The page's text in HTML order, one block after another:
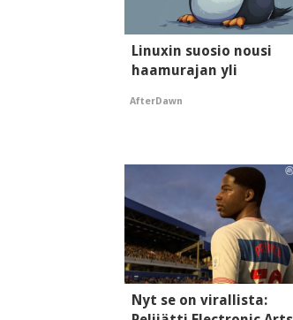
Linuxin suosio nousi
haamurajan yli
AfterDawn
Nyt se on virallista: